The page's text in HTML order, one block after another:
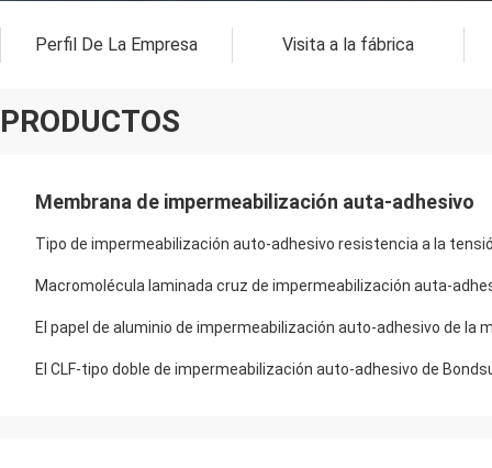
Perfil De La Empresa Visita a la fábrica
PRODUCTOS
Membrana de impermeabilización auta-adhesivo
Tipo de impermeabilización auto-adhesivo resistencia a la
Macromolécula laminada cruz de impermeabilización auta-
El papel de aluminio de impermeabilización auto-adhesivo de la
El CLF-tipo doble de impermeabilización auto-adhesivo de